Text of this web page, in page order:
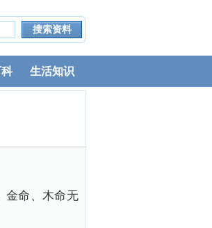
生活知识
金命、木命无